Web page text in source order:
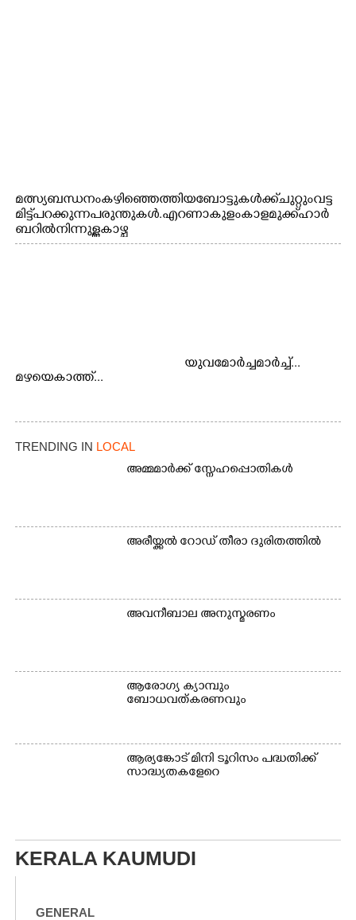
മത്സ്യബന്ധനം കഴിഞ്ഞെത്തിയ ബോട്ടുകൾക്ക് ചുറ്റും വട്ട
മിട്ട് പറക്കുന്ന പരുന്തുകൾ. എറണാകുളം കാളമുക്ക് ഹാർ
ബറിൽ നിന്നുള്ള കാഴ്ച
മഴയെകാത്ത്...
യുവമോർച്ചമാർച്ച്...
TRENDING IN LOCAL
അമ്മമാർക്ക് സ്നേഹപ്പൊതികൾ
അരീയ്ക്കൽ റോഡ് തീരാ ദുരിതത്തിൽ
അവനീബാല അനുസ്മരണം
ആരോഗ്യ ക്യാമ്പും
ബോധവത്കരണവും
ആര്യങ്കോട് മിനി ടൂറിസം പദ്ധതിക്ക്
സാദ്ധ്യതകളേറെ
KERALA KAUMUDI
GENERAL